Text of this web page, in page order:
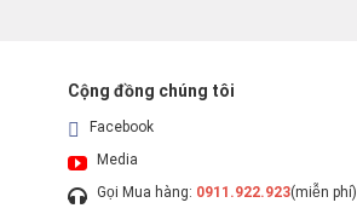
Cộng đồng chúng tôi
Facebook
Media
Gọi Mua hàng: 0911.922.923(miễn phí)